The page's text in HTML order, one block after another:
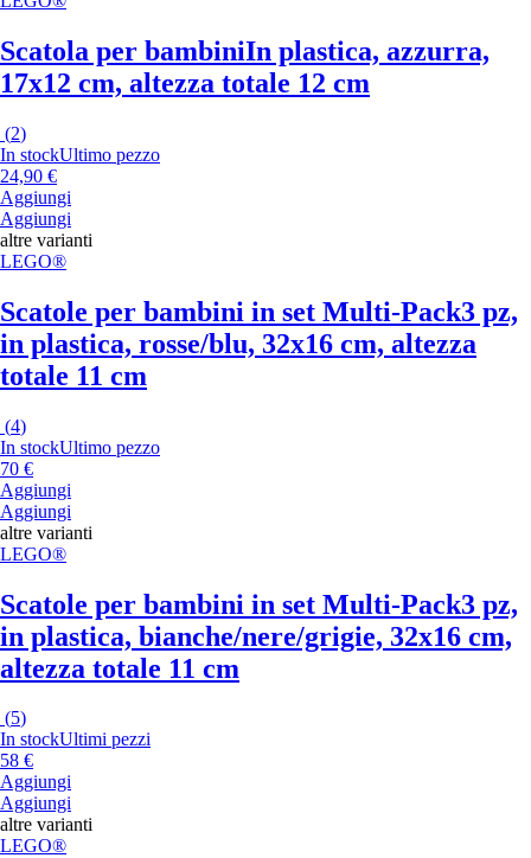
Scatola per bambiniIn plastica, azzurra,
17x12 cm, altezza totale 12 cm
(2)
In stockUltimo pezzo
24,90 €
Aggiungi
Aggiungi
altre varianti
LEGO®
Scatole per bambini in set Multi-Pack3 pz,
in plastica, rosse/blu, 32x16 cm, altezza
totale 11 cm
(4)
In stockUltimo pezzo
70 €
Aggiungi
Aggiungi
altre varianti
LEGO®
Scatole per bambini in set Multi-Pack3 pz,
in plastica, bianche/nere/grigie, 32x16 cm,
altezza totale 11 cm
(5)
In stockUltimi pezzi
58 €
Aggiungi
Aggiungi
altre varianti
LEGO®